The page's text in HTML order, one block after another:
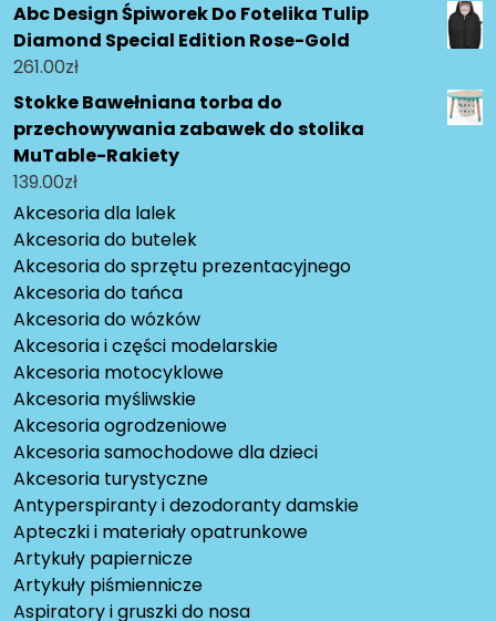
Abc Design Śpiworek Do Fotelika Tulip
Diamond Special Edition Rose-Gold
261.00zł
Stokke Bawełniana torba do
przechowywania zabawek do stolika
MuTable-Rakiety
139.00zł
Akcesoria dla lalek
Akcesoria do butelek
Akcesoria do sprzętu prezentacyjnego
Akcesoria do tańca
Akcesoria do wózków
Akcesoria i części modelarskie
Akcesoria motocyklowe
Akcesoria myśliwskie
Akcesoria ogrodzeniowe
Akcesoria samochodowe dla dzieci
Akcesoria turystyczne
Antyperspiranty i dezodoranty damskie
Apteczki i materiały opatrunkowe
Artykuły papiernicze
Artykuły piśmiennicze
Aspiratory i gruszki do nosa